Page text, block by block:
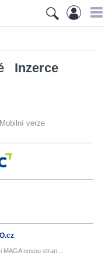
Inzerce
Mobilní verze
novou stran...